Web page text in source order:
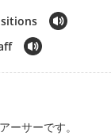
ーサーです。